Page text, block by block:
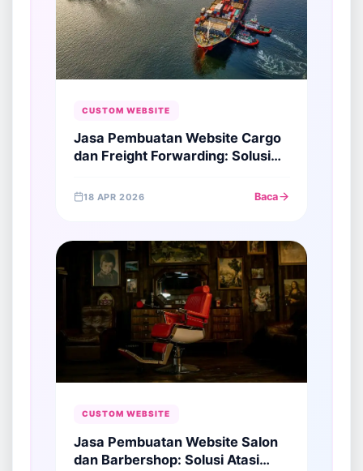
CUSTOM WEBSITE
Jasa Pembuatan Website Cargo
dan Freight Forwarding: Solusi
18 APR 2026 Baca
CUSTOM WEBSITE
Jasa Pembuatan Website Salon
dan Barbershop: Solusi Atasi